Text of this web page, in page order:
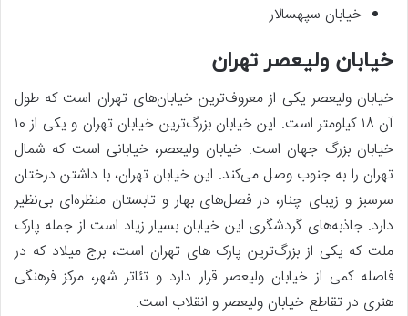
خیابان سپهسالار
خیابان ولیعصر تهران
خیابان ولیعصر یکی از معروف‌ترین خیابان‌های تهران است که طول
آن ۱۸ کیلومتر است. این خیابان بزرگ‌ترین خیابان تهران و یکی از ۱۰
خیابان بزرگ جهان است. خیابان ولیعصر، خیابانی است که شمال
تهران را به جنوب وصل می‌کند. این خیابان تهران، با داشتن درختان
سرسبز و زیبای چنار، در فصل‌های بهار و تابستان منظره‌ای بی‌نظیر
دارد. جاذبه‌های گردشگری این خیابان بسیار زیاد است از جمله پارک
ملت که یکی از بزرگ‌ترین پارک های تهران است، برج میلاد که در
فاصله کمی از خیابان ولیعصر قرار دارد و تئاتر شهر، مرکز فرهنگی
هنری در تقاطع خیابان ولیعصر و انقلاب است.